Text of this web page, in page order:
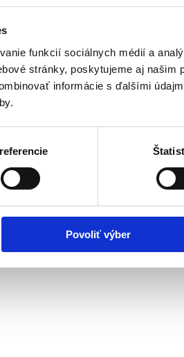
funkcií sociálnych médií a
stránky, poskytujeme aj našim
informácie s ďalšími
Povoliť výber